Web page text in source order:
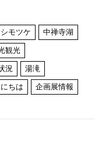
モツケ 中禅寺湖
観光
況 湯滝
ちは 企画展情報